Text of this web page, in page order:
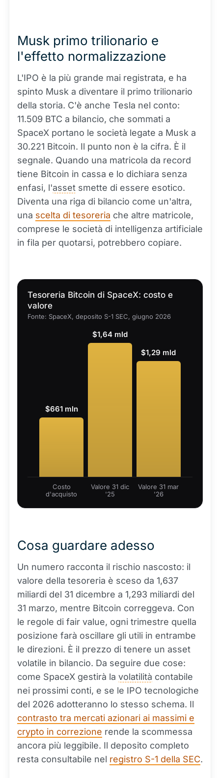
Musk primo trilionario e
l'effetto normalizzazione
L'IPO è la più grande mai registrata, e ha
spinto Musk a diventare il primo trilionario
della storia. C'è anche Tesla nel conto:
11.509 BTC a bilancio, che sommati a
SpaceX portano le società legate a Musk a
30.221 Bitcoin. Il punto non è la cifra. È il
segnale. Quando una matricola da record
tiene Bitcoin in cassa e lo dichiara senza
enfasi, l'asset smette di essere esotico.
Diventa una riga di bilancio come un'altra,
una scelta di tesoreria che altre matricole,
comprese le società di intelligenza artificiale
in fila per quotarsi, potrebbero copiare.
Tesoreria Bitcoin di SpaceX: costo e
valore
Fonte: SpaceX, deposito S-1 SEC, giugno 2026
$661 mln
$1,64 mld
$1,29 mld
Costo
d'acquisto
Valore 31 dic
'25
Valore 31 mar
'26
Cosa guardare adesso
Un numero racconta il rischio nascosto: il
valore della tesoreria è sceso da 1,637
miliardi del 31 dicembre a 1,293 miliardi del
31 marzo, mentre Bitcoin correggeva. Con
le regole di fair value, ogni trimestre quella
posizione farà oscillare gli utili in entrambe
le direzioni. È il prezzo di tenere un asset
volatile in bilancio. Da seguire due cose:
come SpaceX gestirà la volatilità contabile
nei prossimi conti, e se le IPO tecnologiche
del 2026 adotteranno lo stesso schema. Il
contrasto tra mercati azionari ai massimi e
crypto in correzione rende la scommessa
ancora più leggibile. Il deposito completo
resta consultabile nel registro S-1 della SEC.